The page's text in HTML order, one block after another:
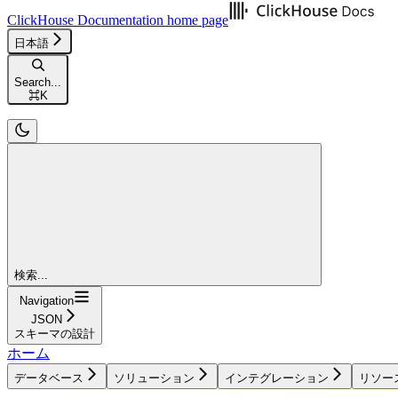
ClickHouse Documentation home page
日本語
Search...
⌘K
検索...
Navigation
JSON
スキーマの設計
ホーム
データベース ソリューション インテグレーション リソー